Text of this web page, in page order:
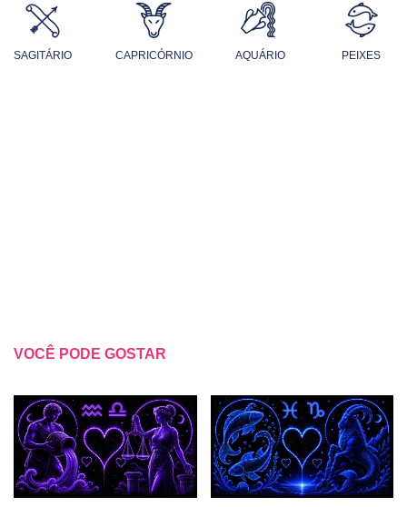
SAGITÁRIO CAPRICÓRNIO AQUÁRIO PEIXES
VOCÊ PODE GOSTAR